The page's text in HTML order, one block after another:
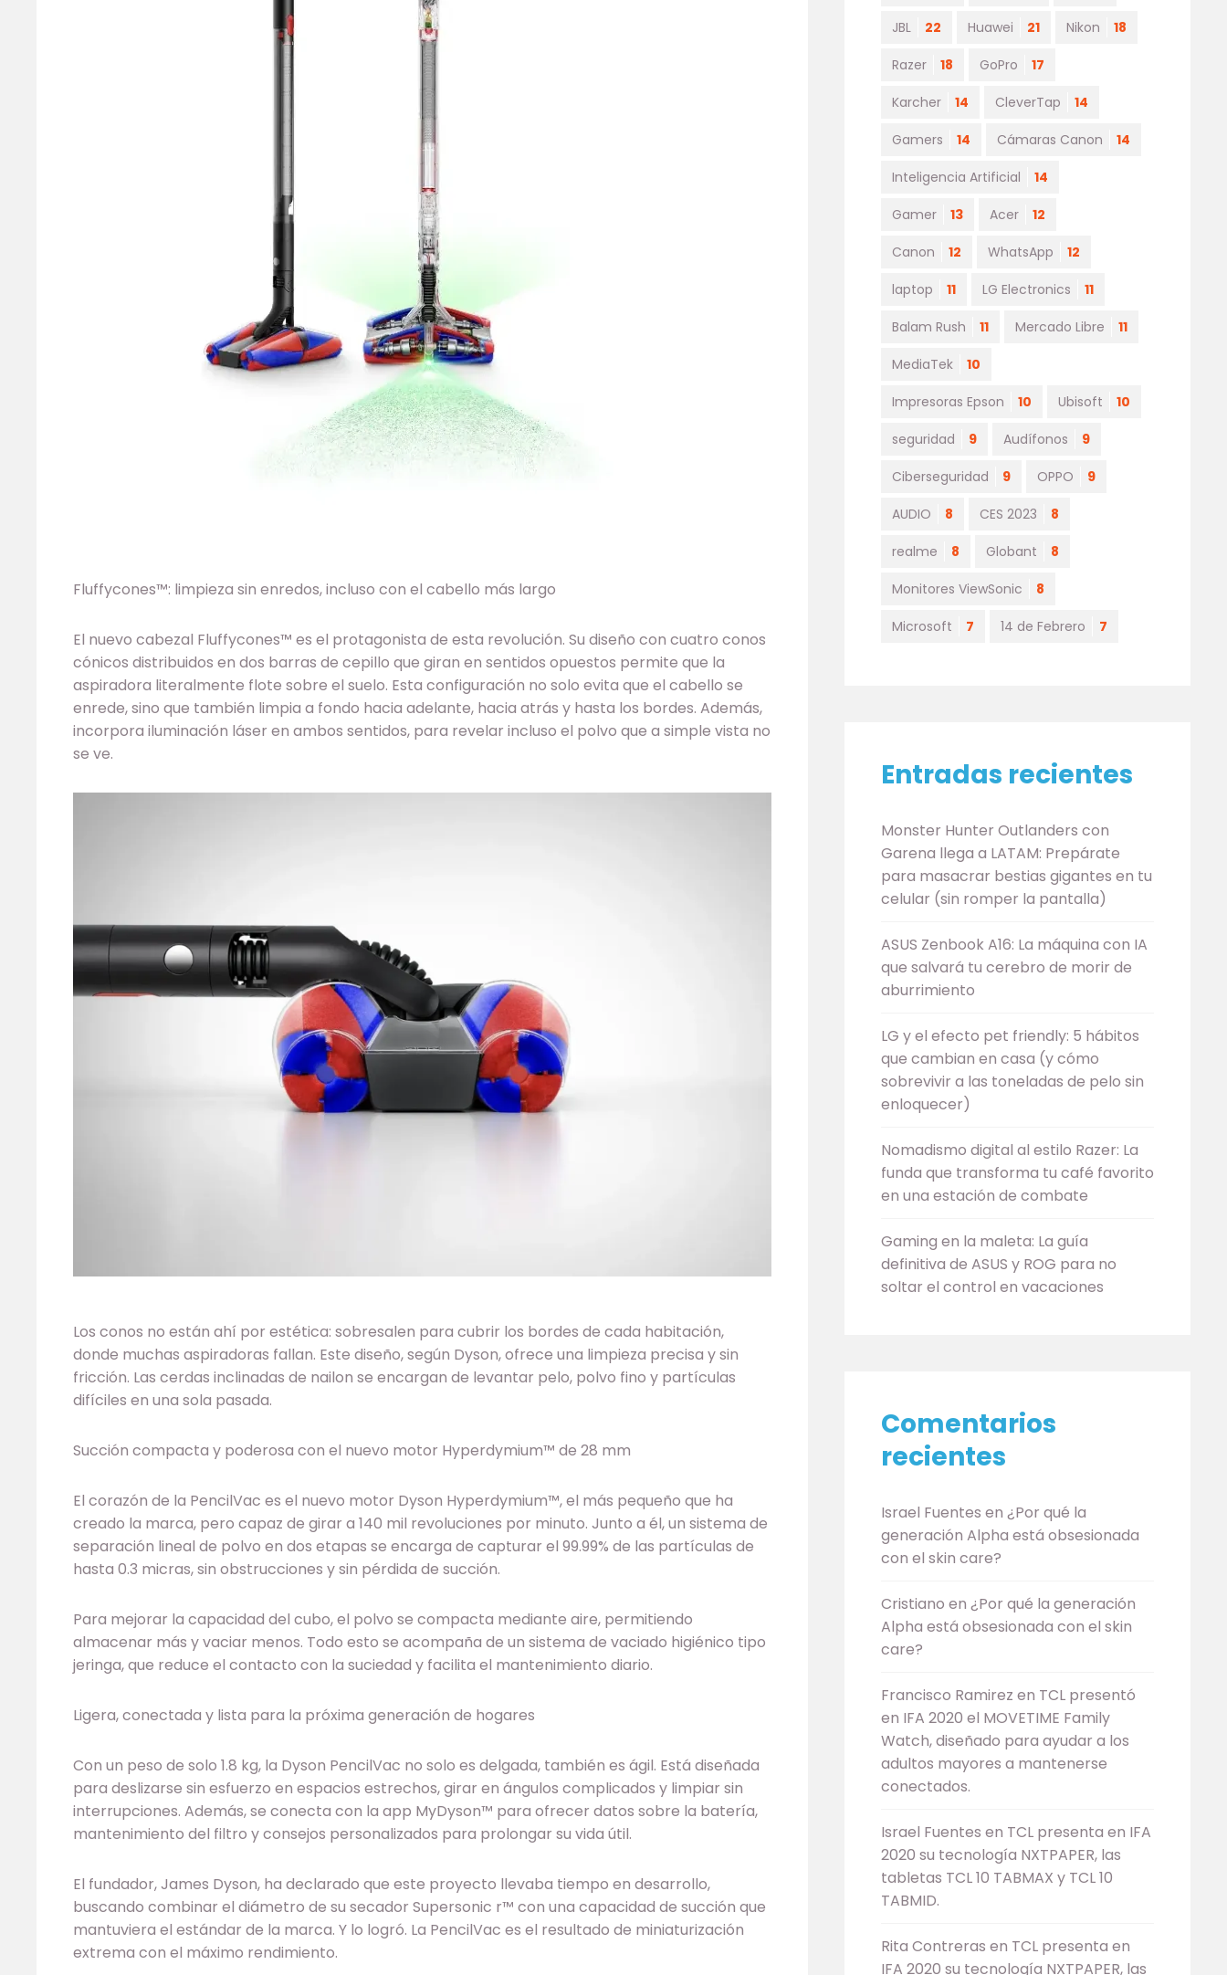
Fluffycones™: limpieza sin enredos, incluso con el cabello más largo
El nuevo cabezal Fluffycones™ es el protagonista de esta revolución. Su diseño con cuatro conos
cónicos distribuidos en dos barras de cepillo que giran en sentidos opuestos permite que la
aspiradora literalmente flote sobre el suelo. Esta configuración no solo evita que el cabello se
enrede, sino que también limpia a fondo hacia adelante, hacia atrás y hasta los bordes. Además,
incorpora iluminación láser en ambos sentidos, para revelar incluso el polvo que a simple vista no
se ve.
Los conos no están ahí por estética: sobresalen para cubrir los bordes de cada habitación,
donde muchas aspiradoras fallan. Este diseño, según Dyson, ofrece una limpieza precisa y sin
fricción. Las cerdas inclinadas de nailon se encargan de levantar pelo, polvo fino y partículas
difíciles en una sola pasada.
Succión compacta y poderosa con el nuevo motor Hyperdymium™ de 28 mm
El corazón de la PencilVac es el nuevo motor Dyson Hyperdymium™, el más pequeño que ha
creado la marca, pero capaz de girar a 140 mil revoluciones por minuto. Junto a él, un sistema de
separación lineal de polvo en dos etapas se encarga de capturar el 99.99% de las partículas de
hasta 0.3 micras, sin obstrucciones y sin pérdida de succión.
Para mejorar la capacidad del cubo, el polvo se compacta mediante aire, permitiendo
almacenar más y vaciar menos. Todo esto se acompaña de un sistema de vaciado higiénico tipo
jeringa, que reduce el contacto con la suciedad y facilita el mantenimiento diario.
Ligera, conectada y lista para la próxima generación de hogares
Con un peso de solo 1.8 kg, la Dyson PencilVac no solo es delgada, también es ágil. Está diseñada
para deslizarse sin esfuerzo en espacios estrechos, girar en ángulos complicados y limpiar sin
interrupciones. Además, se conecta con la app MyDyson™ para ofrecer datos sobre la batería,
mantenimiento del filtro y consejos personalizados para prolongar su vida útil.
El fundador, James Dyson, ha declarado que este proyecto llevaba tiempo en desarrollo,
buscando combinar el diámetro de su secador Supersonic r™ con una capacidad de succión que
mantuviera el estándar de la marca. Y lo logró. La PencilVac es el resultado de miniaturización
extrema con el máximo rendimiento.
JBL 22 Huawei 21 Nikon 18
Razer 18 GoPro 17
Karcher 14 CleverTap 14
Gamers 14 Cámaras Canon 14
Inteligencia Artificial 14
Gamer 13 Acer 12
Canon 12 WhatsApp 12
laptop 11 LG Electronics 11
Balam Rush 11 Mercado Libre 11
MediaTek 10
Impresoras Epson 10 Ubisoft 10
seguridad 9 Audífonos 9
Ciberseguridad 9 OPPO 9
AUDIO 8 CES 2023 8
realme 8 Globant 8
Monitores ViewSonic 8
Microsoft 7 14 de Febrero 7
Entradas recientes
Monster Hunter Outlanders con
Garena llega a LATAM: Prepárate
para masacrar bestias gigantes en tu
celular (sin romper la pantalla)
ASUS Zenbook A16: La máquina con IA
que salvará tu cerebro de morir de
aburrimiento
LG y el efecto pet friendly: 5 hábitos
que cambian en casa (y cómo
sobrevivir a las toneladas de pelo sin
enloquecer)
Nomadismo digital al estilo Razer: La
funda que transforma tu café favorito
en una estación de combate
Gaming en la maleta: La guía
definitiva de ASUS y ROG para no
soltar el control en vacaciones
Comentarios
recientes
Israel Fuentes en ¿Por qué la
generación Alpha está obsesionada
con el skin care?
Cristiano en ¿Por qué la generación
Alpha está obsesionada con el skin
care?
Francisco Ramirez en TCL presentó
en IFA 2020 el MOVETIME Family
Watch, diseñado para ayudar a los
adultos mayores a mantenerse
conectados.
Israel Fuentes en TCL presenta en IFA
2020 su tecnología NXTPAPER, las
tabletas TCL 10 TABMAX y TCL 10
TABMID.
Rita Contreras en TCL presenta en
IFA 2020 su tecnología NXTPAPER, las